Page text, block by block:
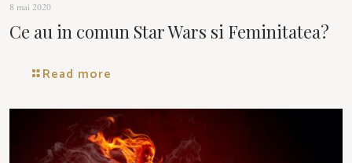
8 mai 2020
Ce au in comun Star Wars si Feminitatea?
Read more